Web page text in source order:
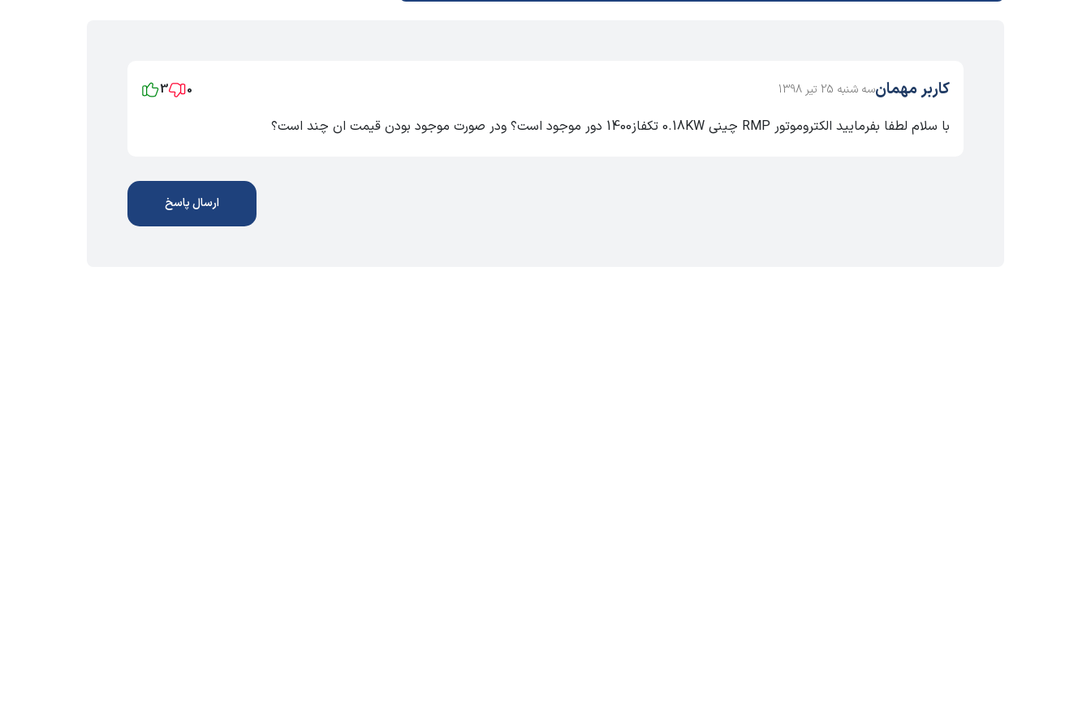
کاربر مهمانسه شنبه 25 تیر 1398 0
3
با سلام لطفا بفرمایید الکتروموتور RMP چینی 0.18KW تکفاز1400 دور موجود است؟ ودر صورت موجود بودن قیمت ان چند است؟
ارسال پاسخ